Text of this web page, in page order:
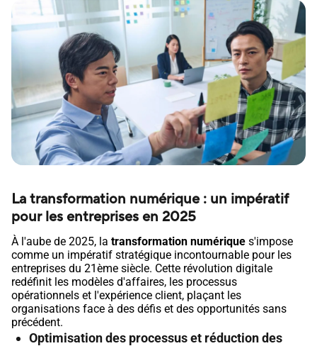
La transformation numérique : un impératif
pour les entreprises en 2025
À l'aube de 2025, la transformation numérique s'impose
comme un impératif stratégique incontournable pour les
entreprises du 21ème siècle. Cette révolution digitale
redéfinit les modèles d'affaires, les processus
opérationnels et l'expérience client, plaçant les
organisations face à des défis et des opportunités sans
précédent.
Optimisation des processus et réduction des